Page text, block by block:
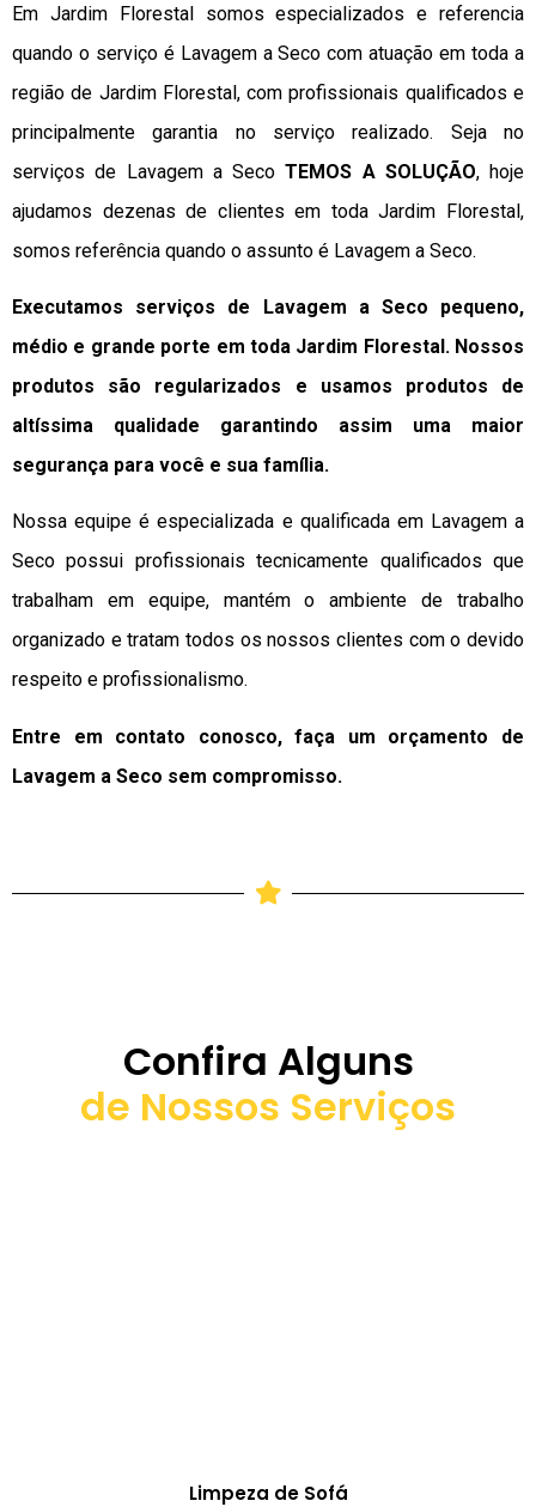
Em Jardim Florestal somos especializados e referencia
quando o serviço é Lavagem a Seco com atuação em toda a
região de Jardim Florestal, com profissionais qualificados e
principalmente garantia no serviço realizado. Seja no
serviços de Lavagem a SecoTEMOS A SOLUÇÃO, hoje
ajudamos dezenas de clientes em toda Jardim Florestal,
somos referência quando o assunto é Lavagem a Seco.
Executamos serviços de Lavagem a Seco pequeno,
médio e grande porte em toda Jardim Florestal. Nossos
produtos são regularizados e usamos produtos de
altíssima qualidade garantindo assim uma maior
segurança para você e sua família.
Nossa equipe é especializada e qualificada em Lavagem a
Seco possui profissionais tecnicamente qualificados que
trabalham em equipe, mantém o ambiente de trabalho
organizado e tratam todos os nossos clientes com o devido
respeito e profissionalismo.
Entre em contato conosco, faça um orçamento de
Lavagem a Seco sem compromisso.
Confira Alguns
de Nossos Serviços
Limpeza de Sofá